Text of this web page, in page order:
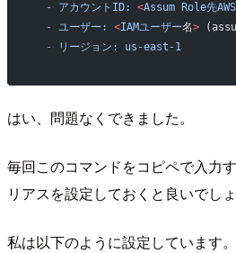
  -
アカウントID: <Assum Role先
  -
ユーザー: <IAMユーザー名>
  -
リージョン: us-east-1
はい、問題なくできました。
毎回このコマンドをコピペで入力
リアスを設定しておくと良いでしょ
私は以下のように設定しています。